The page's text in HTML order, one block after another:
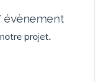
évènement
projet.